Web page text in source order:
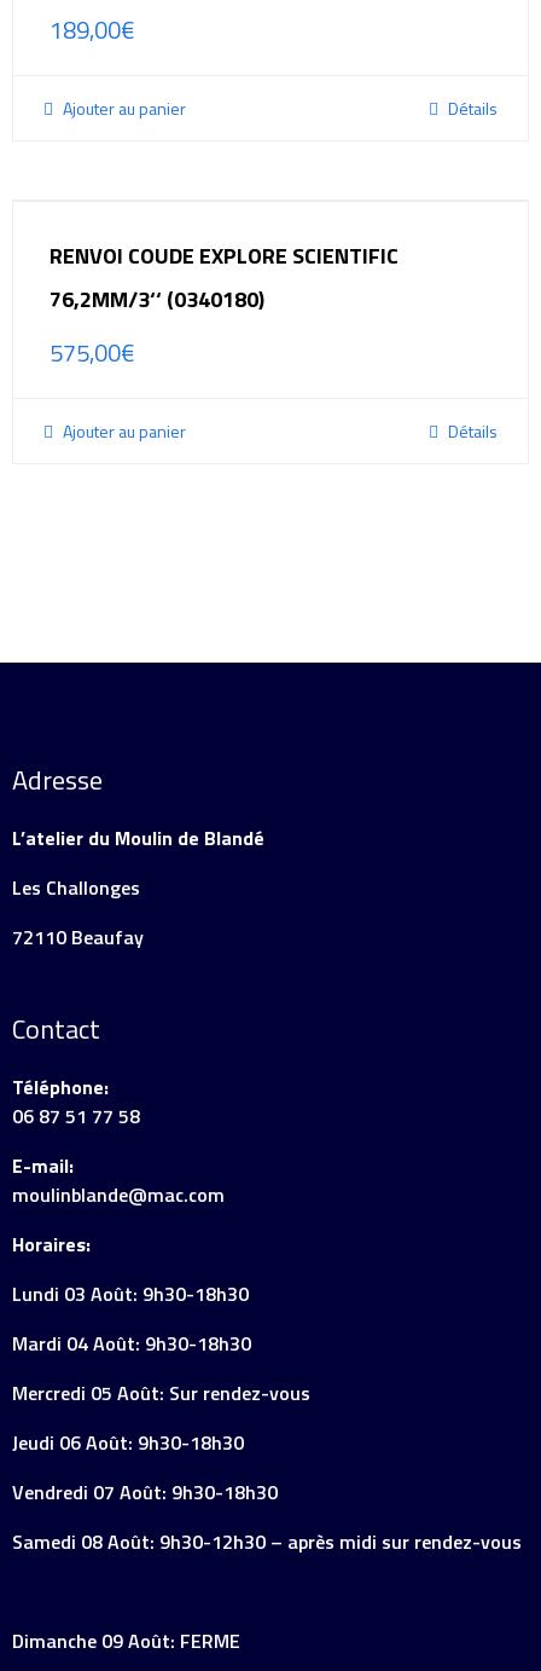
189,00€
Ajouter au panier Détails
RENVOI COUDE EXPLORE SCIENTIFIC
76,2MM/3‘‘ (0340180)
575,00€
Ajouter au panier Détails
Adresse
L’atelier du Moulin de Blandé
Les Challonges
72110 Beaufay
Contact
Téléphone:
06 87 51 77 58
E-mail:
moulinblande@mac.com
Horaires:
Lundi 03 Août: 9h30-18h30
Mardi 04 Août: 9h30-18h30
Mercredi 05 Août: Sur rendez-vous
Jeudi 06 Août: 9h30-18h30
Vendredi 07 Août: 9h30-18h30
Samedi 08 Août: 9h30-12h30 – après midi sur rendez-vous
Dimanche 09 Août: FERME